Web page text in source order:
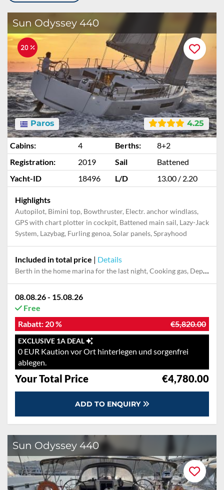
Sun Odyssey 440
20 %
4.25
Paros
Cabins: 4 Berths:
8+2
Registration:
2019 Sail
Battened
Yacht-ID
18496 L/D 13.00 / 2.20
Highlights
Autopilot, Bimini top, Bowthruster, Electr. anchor windlass,
GPS with chart plotter in cockpit, Battened main sail, Lazy-Jack
System, Lazybag, Furling genoa, Solar panels, Sprayhood
Included in total price | Details
Berth in the home marina for the last night, Cooking gas, Deposit reduction, Dinghy, Final cleaning, Multi week fee for deposit reduction, Outboard engine, Pillow, blanket, sheets, duvet cover, Service fees, Starter pack, Towels
08.08.26 - 15.08.26
Free
Rabatt: 20 % €5,820.00
EXCLUSIVE 1A DEAL
0 EUR Kaution vor Ort hinterlegen und sorgenfrei
ablegen.
Your Total Price €4,780.00
ADD TO ENQUIRY
Sun Odyssey 440